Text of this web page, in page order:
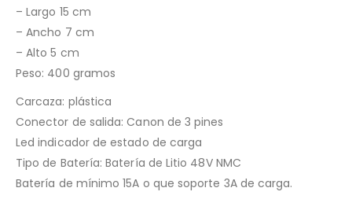
– Largo 15 cm
– Ancho 7 cm
– Alto 5 cm
Peso: 400 gramos
Carcaza: plástica
Conector de salida: Canon de 3 pines
Led indicador de estado de carga
Tipo de Batería: Batería de Litio 48V NMC
Batería de mínimo 15A o que soporte 3A de carga.